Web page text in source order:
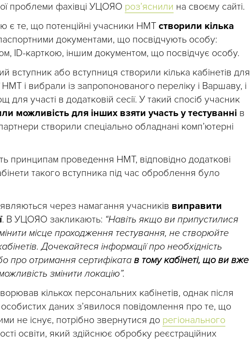
проблеми фахівці УЦОЯО роз’яснили на своєму сайті.
є те, що потенційні учасники НМТ створили кілька
документами, що посвідчують особу:
ID-карткою, іншим документом, що посвідчує особу.
вступник або вступниця створили кілька кабінетів для
НМТ і вибрали із запропонованого переліку і Варшаву, і
участі в додатковій сесії. У такий спосіб учасник
можливість для інших взяти участь у тестуванні в
створили спеціально обладнані комп’ютерні
принципам проведення НМТ, відповідно додаткові
такого вступника під час оброблення було
через намагання учасників виправити
. В УЦОЯО закликають: “Навіть якщо ви припустилися
місце проходження тестування, не створюйте
Дочекайтеся інформації про необхідність
про отримання сертифіката в тому кабінеті, що ви вже
змінити локацію”.
кількох персональних кабінетів, однак після
даних з’явилося повідомлення про те, що
не існує, потрібно звернутися до регіонального
освіти, який здійснює обробку реєстраційних